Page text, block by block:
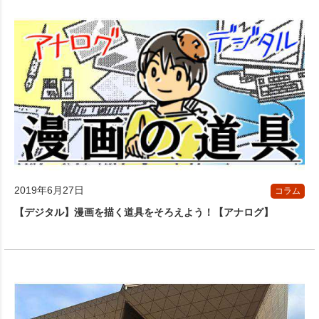
2019年6月27日 コラム
【デジタル】漫画を描く道具をそろえよう！【アナログ】